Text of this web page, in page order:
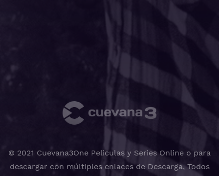
© 2021 Cuevana3One Peliculas y Series Online o para
descargar con múltiples enlaces de Descarga, Todos